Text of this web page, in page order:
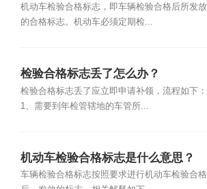
机动车检验合格标志，即车辆检验合格后所发放
的合格标志。机动车必须定期检...
检验合格标志丢了怎么办？
检验合格标志丢了应立即申请补领，流程如下：
1、需要到年检管辖地的车管所...
机动车检验合格标志是什么意思？
车辆检验合格标志按照要求进行机动车检验合格